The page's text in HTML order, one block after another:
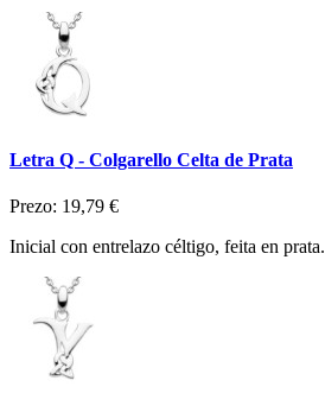
Letra Q - Colgarello Celta de Prata
Prezo: 19,79 €
Inicial con entrelazo céltigo, feita en prata.